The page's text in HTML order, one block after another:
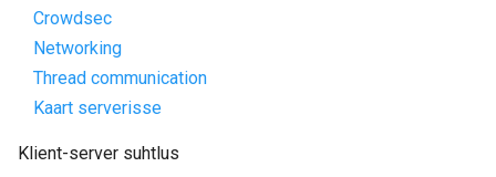
Crowdsec
Networking
Thread communication
Kaart serverisse
Klient-server suhtlus